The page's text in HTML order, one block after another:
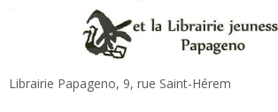
Librairie Papageno, 9, rue Saint-Hérem